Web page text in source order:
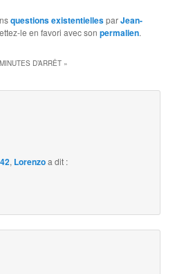
questions existentiellesparJean-
le en favori avec sonpermalien.
D’ARRÊT »
, Lorenzoa dit :